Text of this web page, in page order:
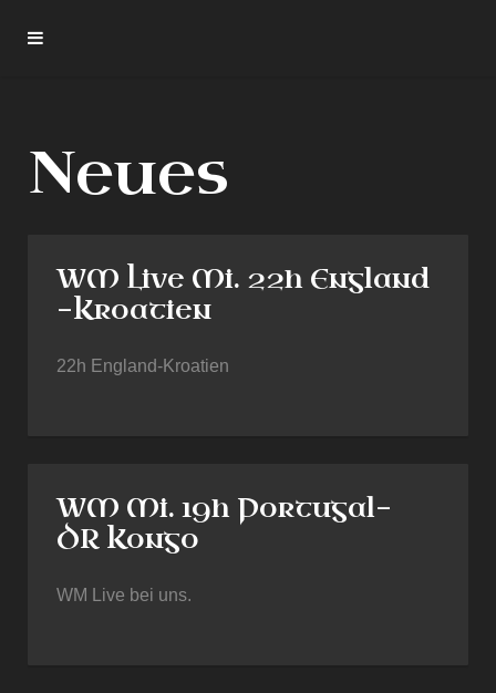
Neues
WM Live Mi. 22h England
-Kroatien
22h England-Kroatien
WM Mi. 19h Portugal-
DR Kongo
WM Live bei uns.